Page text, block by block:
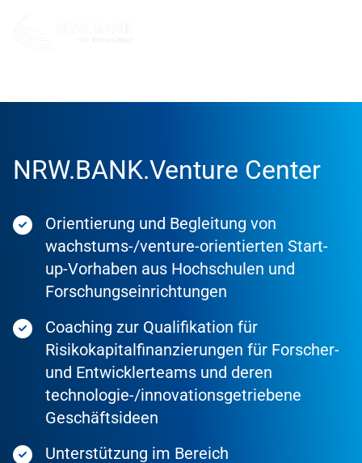
NRW.BANK.Venture Center
Orientierung und Begleitung von
wachstums-/venture-orientierten Start-
up-Vorhaben aus Hochschulen und
Forschungseinrichtungen
Coaching zur Qualifikation für
Risikokapitalfinanzierungen für Forscher-
und Entwicklerteams und deren
technologie-/innovationsgetriebene
Geschäftsideen
Unterstützung im Bereich